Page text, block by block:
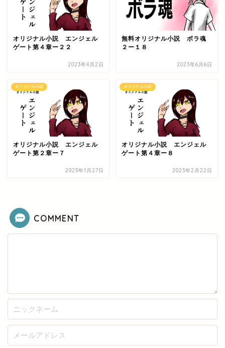
オリジナル小説 エンジェル
ゲート第４章ー２２
2023年4月2日
無料オリジナル小説 ボラ魂
２ー１８
2023年6月6日
オリジナル小説
オリジナル小説 エンジェル
ゲート第２章ー７
2023年1月27日
オリジナル小説
オリジナル小説 エンジェル
ゲート第４章ー８
2023年2月22日
COMMENT